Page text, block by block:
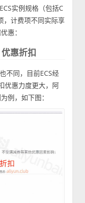
实例规格（包括C
，计费项不同实际享
惠：
惠折扣
不同，目前ECS经
优惠力度更大，阿
例，如下图：